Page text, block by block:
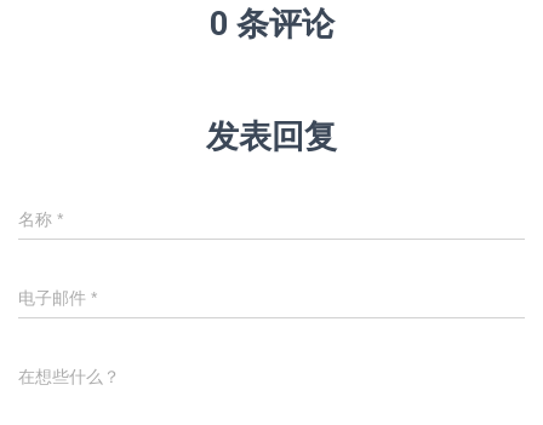
0 条评论
发表回复
名称 *
电子邮件 *
在想些什么？